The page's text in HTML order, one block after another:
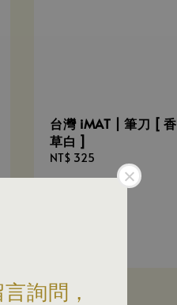
詢問，
台灣 iMAT | 筆刀 [ 香
草白 ]
Regular
price
NT$ 325